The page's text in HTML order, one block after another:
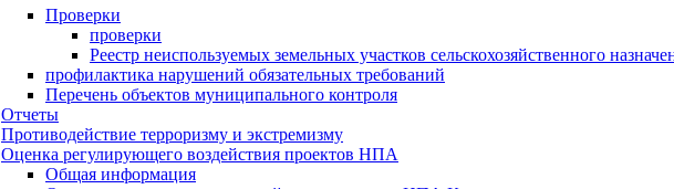
Проверки
проверки
Реестр неиспользуемых земельных участков сельскохозяйственного
профилактика нарушений обязательных требований
Перечень объектов муниципального контроля
Отчеты
Противодействие терроризму и экстремизму
Оценка регулирующего воздействия проектов НПА
Общая информация